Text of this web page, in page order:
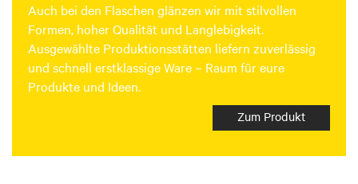
Auch bei den Flaschen glänzen wir mit stilvollen
Formen, hoher Qualität und Langlebigkeit.
Ausgewählte Produktionsstätten liefern zuverlässig
und schnell erstklassige Ware – Raum für eure
Produkte und Ideen.
Zum Produkt